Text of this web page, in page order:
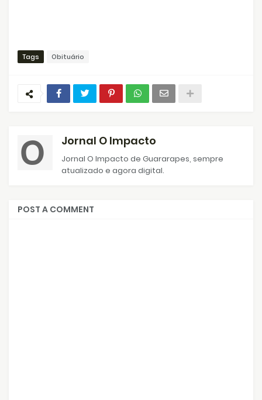
Tags Obituário
Jornal O Impacto
Jornal O Impacto de Guararapes, sempre
atualizado e agora digital.
POST A COMMENT